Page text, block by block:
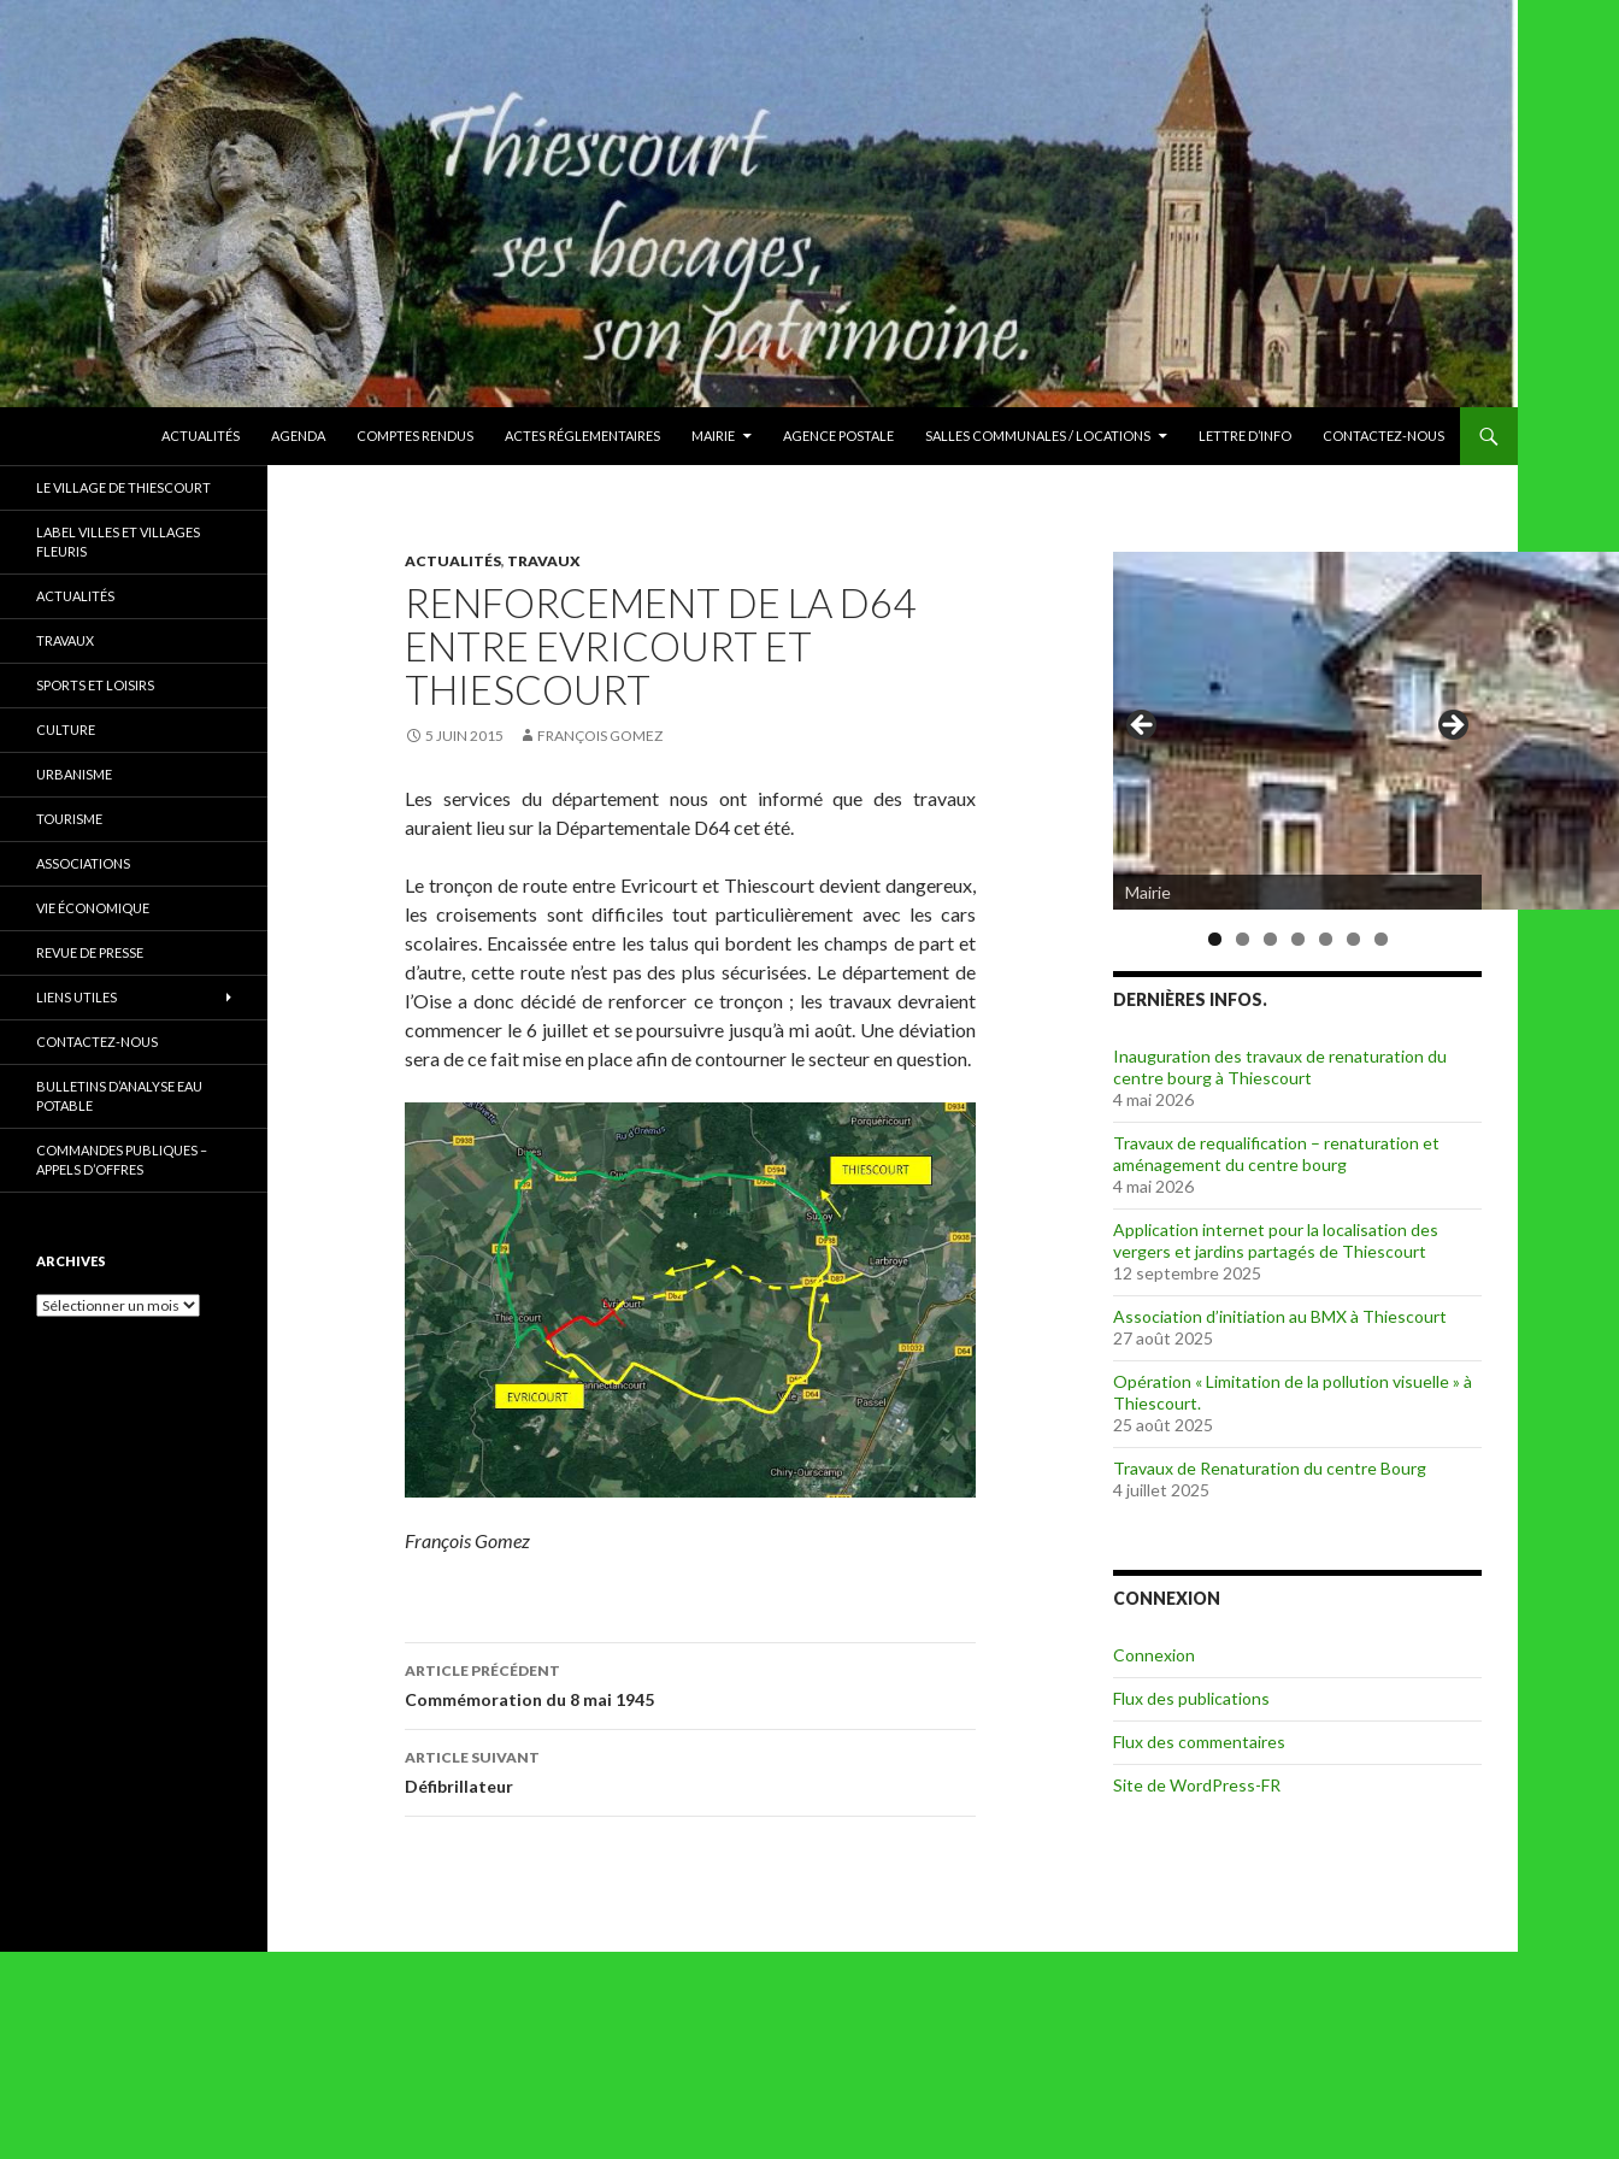
ACTUALITÉS
AGENDA COMPTES RENDUS ACTES RÉGLEMENTAIRES MAIRIE AGENCE POSTALE SALLES COMMUNALES / LOCATIONS LETTRE D’INFO CONTACTEZ-NOUS
ACTUALITÉS, TRAVAUX
RENFORCEMENT DE LA D64
ENTRE EVRICOURT ET
THIESCOURT
5 JUIN 2015 FRANÇOIS GOMEZ
Les services du département nous ont informé que des travaux
auraient lieu sur la Départementale D64 cet été.
Le tronçon de route entre Evricourt et Thiescourt devient dangereux,
les croisements sont difficiles tout particulièrement avec les cars
scolaires. Encaissée entre les talus qui bordent les champs de part et
d’autre, cette route n’est pas des plus sécurisées. Le département de
l’Oise a donc décidé de renforcer ce tronçon ; les travaux devraient
commencer le 6 juillet et se poursuivre jusqu’à mi août. Une déviation
sera de ce fait mise en place afin de contourner le secteur en question.
François Gomez
Navigation
des
articles
ARTICLE PRÉCÉDENT
Commémoration du 8 mai 1945
ARTICLE SUIVANT
Défibrillateur
Mairie
Eglise de Thiescourt détruite durant la
grande guerre
DERNIÈRES INFOS.
Inauguration des travaux de renaturation du
centre bourg à Thiescourt
4 mai 2026
Travaux de requalification – renaturation et
aménagement du centre bourg
4 mai 2026
Application internet pour la localisation des
vergers et jardins partagés de Thiescourt
12 septembre 2025
Association d’initiation au BMX à Thiescourt
27 août 2025
Opération « Limitation de la pollution visuelle » à
Thiescourt.
25 août 2025
Travaux de Renaturation du centre Bourg
4 juillet 2025
CONNEXION
Connexion
Flux des publications
Flux des commentaires
Site de WordPress-FR
Thiescourt (Oise)
LE VILLAGE DE THIESCOURT
LABEL VILLES ET VILLAGES
FLEURIS
ACTUALITÉS
TRAVAUX
SPORTS ET LOISIRS
CULTURE
URBANISME
TOURISME
ASSOCIATIONS
VIE ÉCONOMIQUE
REVUE DE PRESSE
LIENS UTILES
CONTACTEZ-NOUS
BULLETINS D’ANALYSE EAU
POTABLE
COMMANDES PUBLIQUES –
APPELS D’OFFRES
ARCHIVES
Archives